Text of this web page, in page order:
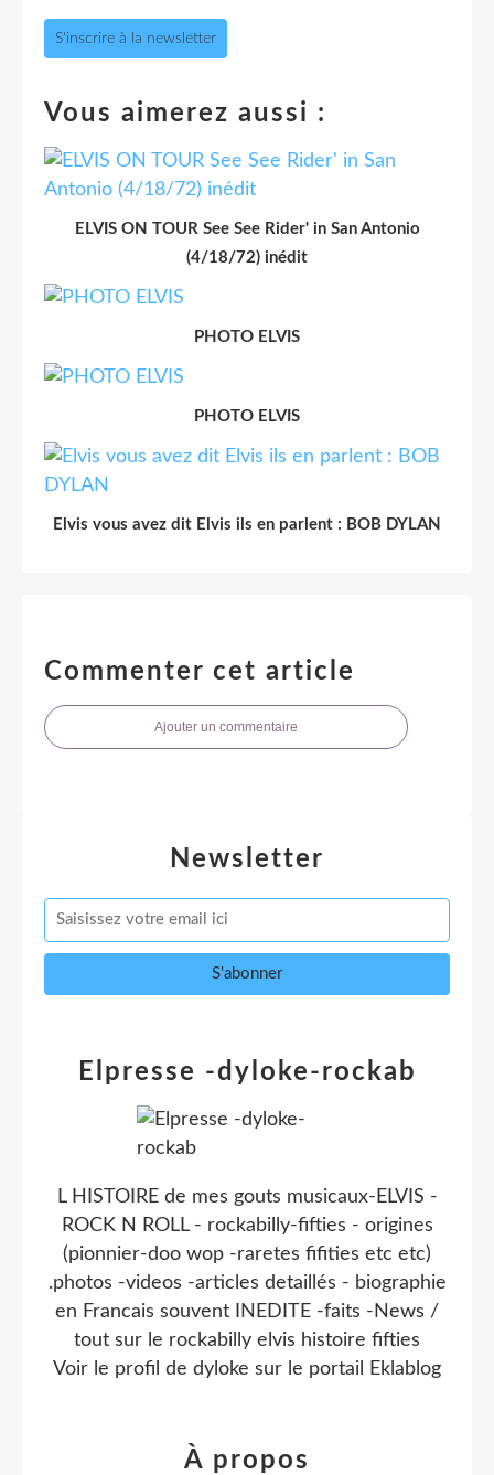
S'inscrire à la newsletter
Vous aimerez aussi :
ELVIS ON TOUR See See Rider' in San Antonio
(4/18/72) inédit
PHOTO ELVIS
PHOTO ELVIS
Elvis vous avez dit Elvis ils en parlent : BOB DYLAN
Commenter cet article
Ajouter un commentaire
Newsletter
Elpresse -dyloke-rockab
L HISTOIRE de mes gouts musicaux-ELVIS -
ROCK N ROLL - rockabilly-fifties - origines
(pionnier-doo wop -raretes fifities etc etc)
.photos -videos -articles detaillés - biographie
en Francais souvent INEDITE -faits -News /
tout sur le rockabilly elvis histoire fifties
Voir le profil de dyloke sur le portail Eklablog
À propos